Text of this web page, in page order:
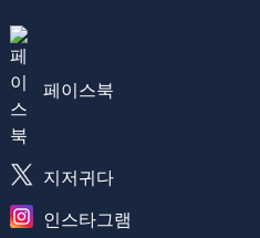
페이스북
지저귀다
인스타그램